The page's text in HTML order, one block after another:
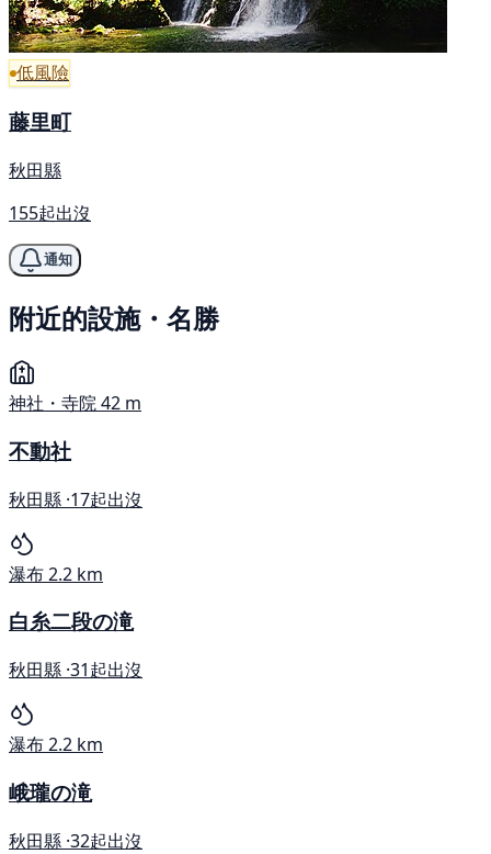
低風險
藤里町
秋田縣
155起出沒
通知
附近的設施・名勝
神社・寺院42 m
不動社
秋田縣 ·17起出沒
瀑布2.2 km
白糸二段の滝
秋田縣 ·31起出沒
瀑布2.2 km
峨瓏の滝
秋田縣 ·32起出沒